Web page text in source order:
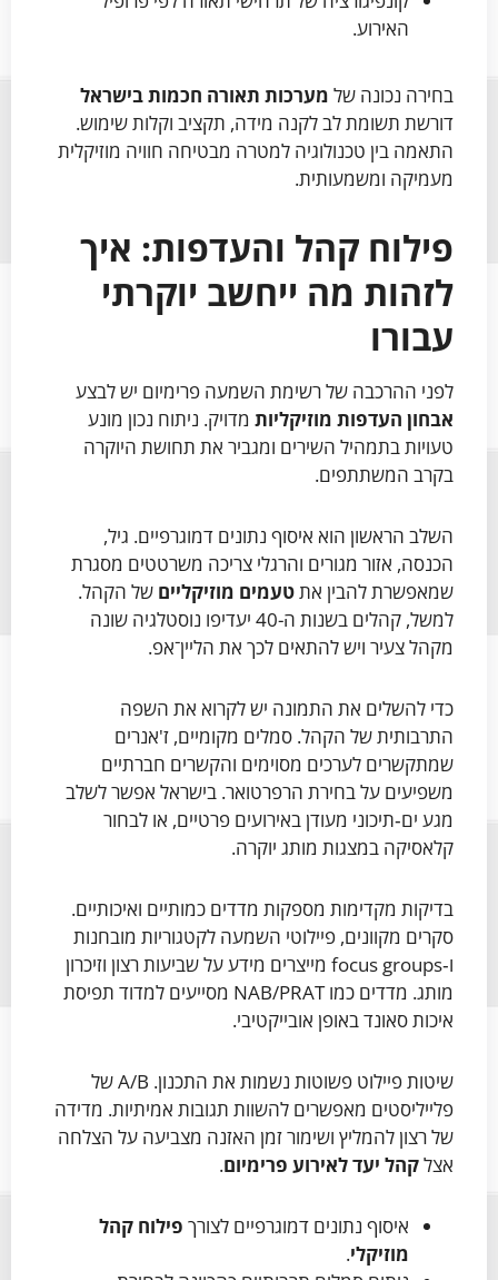
האירוע.
בחירה נכונה של מערכות תאורה חכמות בישראל
דורשת תשומת לב לקנה מידה, תקציב וקלות שימוש.
התאמה בין טכנולוגיה למטרה מבטיחה חוויה מוזיקלית
מעמיקה ומשמעותית.
פילוח קהל והעדפות: איך
לזהות מה ייחשב יוקרתי
עבורו
לפני ההרכבה של רשימת השמעה פרימיום יש לבצע
אבחון העדפות מוזיקליות מדויק. ניתוח נכון מונע
טעויות בתמהיל השירים ומגביר את תחושת היוקרה
בקרב המשתתפים.
השלב הראשון הוא איסוף נתונים דמוגרפיים. גיל,
הכנסה, אזור מגורים והרגלי צריכה משרטטים מסגרת
שמאפשרת להבין אתטעמים מוזיקליים של הקהל.
למשל, קהלים בשנות ה-40 יעדיפו נוסטלגיה שונה
מקהל צעיר ויש להתאים לכך את הליין־אפ.
כדי להשלים את התמונה יש לקרוא את השפה
התרבותית של הקהל. סמלים מקומיים, ז'אנרים
שמתקשרים לערכים מסוימים והקשרים חברתיים
משפיעים על בחירת הרפרטואר. בישראל אפשר לשלב
מגע ים‑תיכוני מעודן באירועים פרטיים, או לבחור
קלאסיקה במצגות מותג יוקרה.
בדיקות מקדימות מספקות מדדים כמותיים ואיכותיים.
סקרים מקוונים, פיילוטי השמעה לקטגוריות מובחנות
ו‑focus groups מייצרים מידע על שביעות רצון וזיכרון
מותג. מדדים כמו NAB/PRAT מסייעים למדוד תפיסת
איכות סאונד באופן אובייקטיבי.
שיטות פיילוט פשוטות נשמות את התכנון. A/B של
פלייליסטים מאפשרים להשוות תגובות אמיתיות. מדידה
של רצון להמליץ ושימור זמן האזנה מצביעה על הצלחה
אצלקהל יעד לאירוע פרימיום.
איסוף נתונים דמוגרפיים לצורך פילוח קהל
מוזיקלי.